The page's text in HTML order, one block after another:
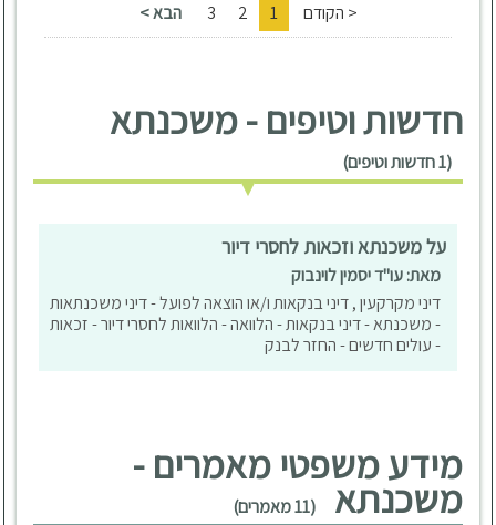
< הקודם
1
2
3 הבא >
חדשות וטיפים - משכנתא
(1 חדשות וטיפים)
על משכנתא וזכאות לחסרי דיור
מאת: עו"ד יסמין לוינבוק
דיני מקרקעין , דיני בנקאות ו/או הוצאה לפועל - דיני משכנתאות
- משכנתא - דיני בנקאות - הלוואה - הלוואות לחסרי דיור - זכאות
- עולים חדשים - החזר לבנק
מידע משפטי מאמרים -
משכנתא (11 מאמרים)